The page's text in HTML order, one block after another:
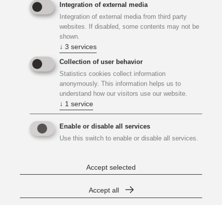
Brandmeldeanlage auf Vollschutz, sowie Neuerrichtung
einer Zentralbatterieanlage für die Fluchtwegorientierung
wurden zeitgleich vorgenommen. Des Weiteren wurden
erforderliche Reproﬁlierungen der Deckenuntersicht sowie
sämtliche brandschutztechnische Weichschottmaßnahmen
erhoben und geeignete Sanierungsmethoden festgelegt.
Integration of external media
Integration of external media from third party
websites. If disabled, some contents may not be
shown.
↓ 3 services
Collection of user behavior
Statistics cookies collect information
anonymously. This information helps us to
understand how our visitors use our website.
↓ 1 service
Enable or disable all services
Use this switch to enable or disable all services.
Accept selected
Accept all